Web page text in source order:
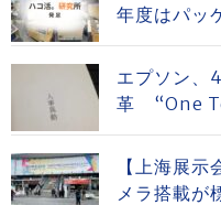
年度はパッ
エプソン、
革 “One
【上海展
メラ搭載